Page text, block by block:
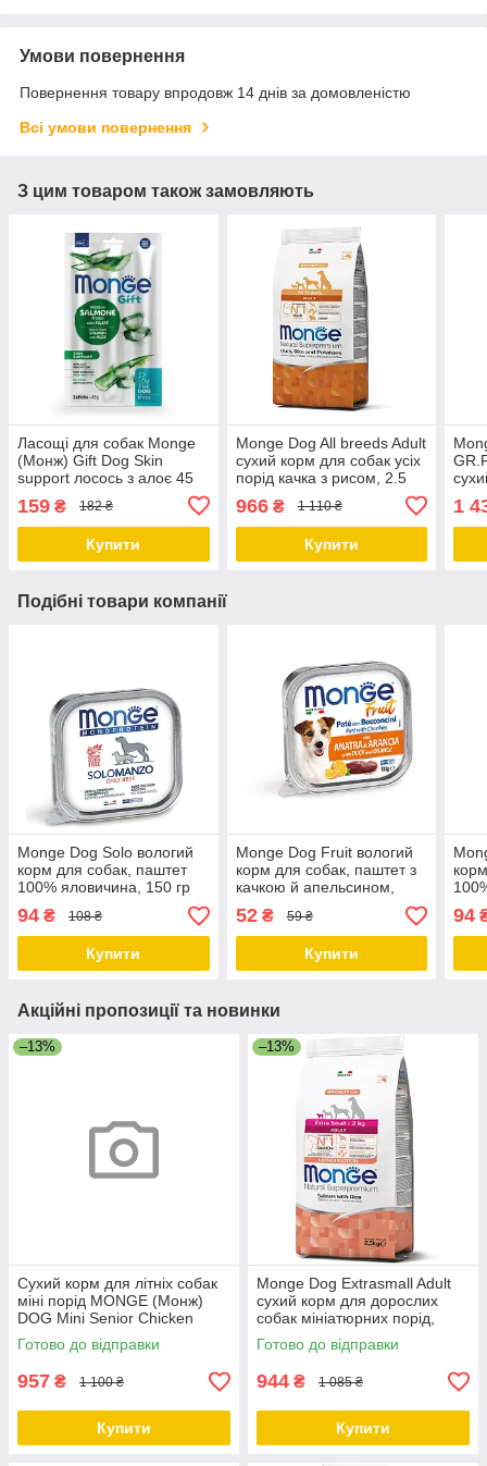
Умови повернення
Повернення товару впродовж 14 днів за домовленістю
Всі умови повернення
З цим товаром також замовляють
Ласощі для собак Monge
(Монж) Gift Dog Skin
support лосось з алоє 45
159 ₴ 182 ₴
Купити
Monge Dog All breeds Adult
сухий корм для собак усіх
порід качка з рисом, 2.5
966₴ 1 110 ₴
Купити
1
Подібні товари компанії
Monge Dog Solo вологий
корм для собак, паштет
100% яловичина, 150 гр
від 5 шт.
94 ₴ 108 ₴
Купити
Monge Dog Fruit вологий
корм для собак, паштет з
качкою й апельсином,
0.1КГ від 5 шт.
52₴ 59 ₴
Купити
шт.
94
Акційні пропозиції та новинки
–13%
Сухий корм для літніх собак
міні порід MONGE (Монж)
DOG Mini Senior Chicken
курка 3 кг
Готово до відправки
957 ₴ 1 100 ₴
Купити
–13%
Monge Dog Extrasmall Adult
сухий корм для дорослих
собак мініатюрних порід,
лосось із рисом, 2.5 КГ
Готово до відправки
944 ₴ 1 085 ₴
Купити